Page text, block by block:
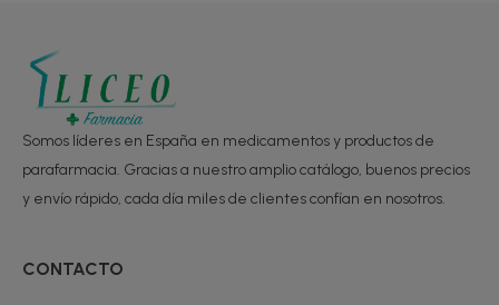
Somos líderes en España en medicamentos y productos de
parafarmacia. Gracias a nuestro amplio catálogo, buenos precios
y envío rápido, cada día miles de clientes confían en nosotros.
CONTACTO